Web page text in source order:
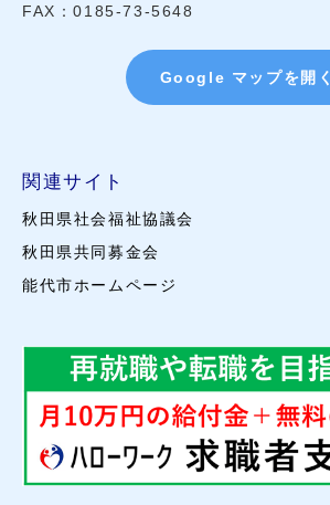
FAX：0185-73-5648
Google マップを開く
関連サイト
秋田県社会福祉協議会
秋田県共同募金会
能代市ホームページ